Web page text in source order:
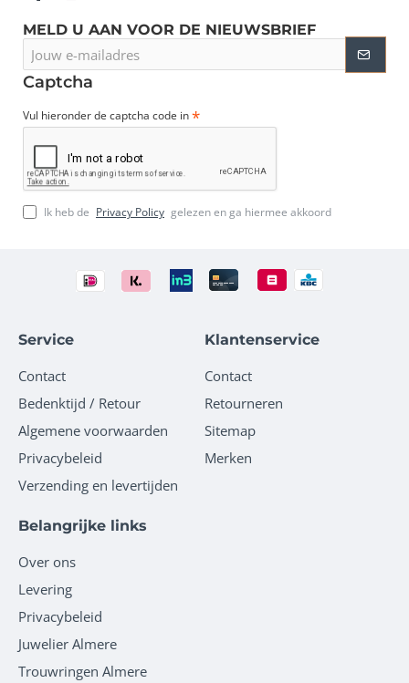
MELD U AAN VOOR DE NIEUWSBRIEF
e-
mailadres
Captcha
Vul hieronder de captcha code in
Ik heb de Privacy Policy gelezen en ga hiermee akkoord
Service
Contact
Bedenktijd / Retour
Algemene voorwaarden
Privacybeleid
Verzending en levertijden
Klantenservice
Contact
Retourneren
Sitemap
Merken
Belangrijke links
Over ons
Levering
Privacybeleid
Juwelier Almere
Trouwringen Almere